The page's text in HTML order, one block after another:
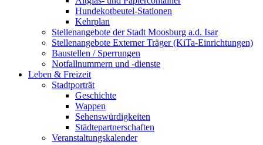
Hundekotbeutel-Stationen
Kehrplan
Stellenangebote der Stadt Moosburg a.d. Isar
Stellenangebote Externer Träger (KiTa-Einrichtungen)
Baustellen / Sperrungen
Notfallnummern und -dienste
Leben & Freizeit
Stadtporträt
Geschichte
Wappen
Sehenswürdigkeiten
Städtepartnerschaften
Veranstaltungskalender